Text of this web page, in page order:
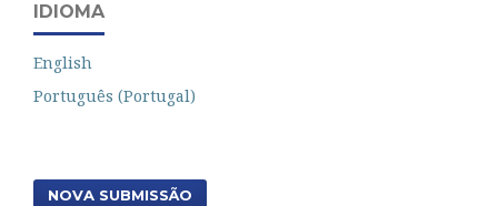
IDIOMA
English
Português (Portugal)
NOVA SUBMISSÃO